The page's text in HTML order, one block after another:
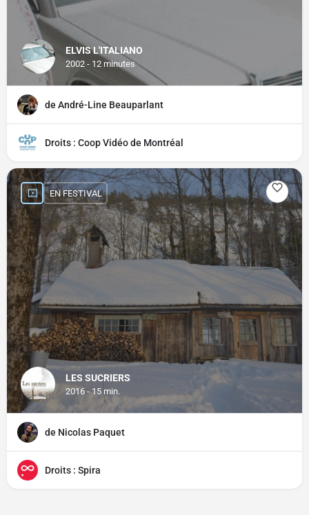
ELVIS L'ITALIANO
2002 - 12 minutes
de André-Line Beauparlant
Droits : Coop Vidéo de Montréal
LES SUCRIERS
2016 - 15 min.
EN FESTIVAL
de Nicolas Paquet
Droits : Spira